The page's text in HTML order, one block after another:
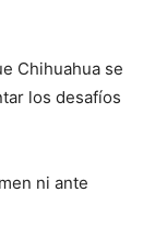
Chihuahua se
los desafíos
ni ante